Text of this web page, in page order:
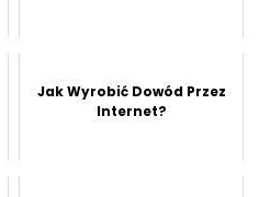
Jak Wyrobić Dowód Przez
Internet?